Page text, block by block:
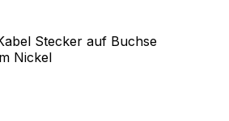
Stecker auf Buchse
Nickel